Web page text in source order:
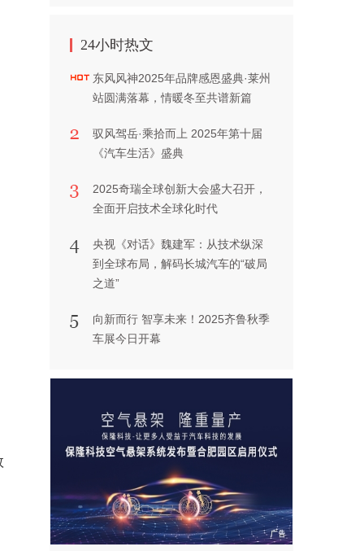
24小时热文
东风风神2025年品牌感恩盛典·莱州
站圆满落幕，情暖冬至共谱新篇
驭风驾岳·乘拾而上 2025年第十届
《汽车生活》盛典
2025奇瑞全球创新大会盛大召开，
全面开启技术全球化时代
央视《对话》魏建军：从技术纵深
到全球布局，解码长城汽车的“破局
之道”
向新而行 智享未来！2025齐鲁秋季
车展今日开幕